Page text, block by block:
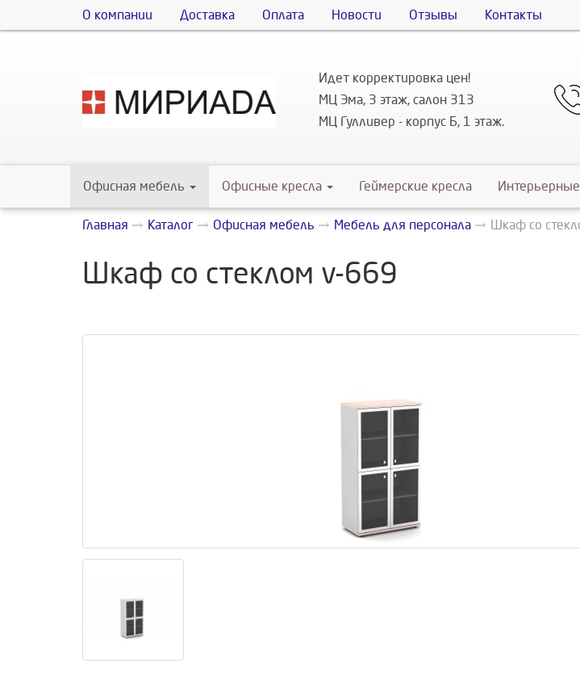
О компании Доставка Оплата Новости Отзывы Контакты
Идет корректировка цен!
МЦ Эма, 3 этаж, салон 313
МЦ Гулливер - корпус Б, 1 этаж.
Офисная мебель Офисные кресла Геймерские кресла Интерьерные
Главная Каталог Офисная мебель Мебель для персонала Шкаф со
Шкаф со стеклом v-669